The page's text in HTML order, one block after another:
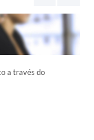
a través do